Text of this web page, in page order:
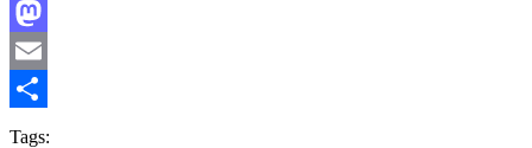
Facebook
Mastodon
Email
Compartir
Tags: